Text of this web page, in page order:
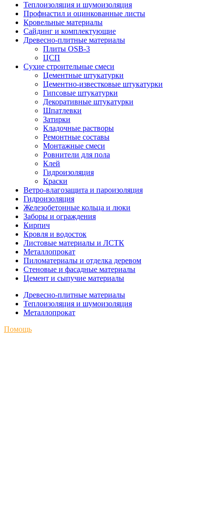
Теплоизоляция и шумоизоляция
Профнастил и оцинкованные листы
Кровельные материалы
Сайдинг и комплектующие
Древесно-плитные материалы
Плиты OSB-3
ЦСП
Сухие строительные смеси
Цементные штукатурки
Цементно-известковые штукатурки
Гипсовые штукатурки
Декоративные штукатурки
Шпатлевки
Затирки
Кладочные растворы
Ремонтные составы
Монтажные смеси
Ровнители для пола
Клей
Гидроизоляция
Краски
Ветро-влагозащита и пароизоляция
Гидроизоляция
Железобетонные кольца и люки
Заборы и ограждения
Кирпич
Кровля и водосток
Листовые материалы и ЛСТК
Металлопрокат
Пиломатериалы и отделка деревом
Стеновые и фасадные материалы
Цемент и сыпучие материалы
Древесно-плитные материалы
Теплоизоляция и шумоизоляция
Металлопрокат
Помощь